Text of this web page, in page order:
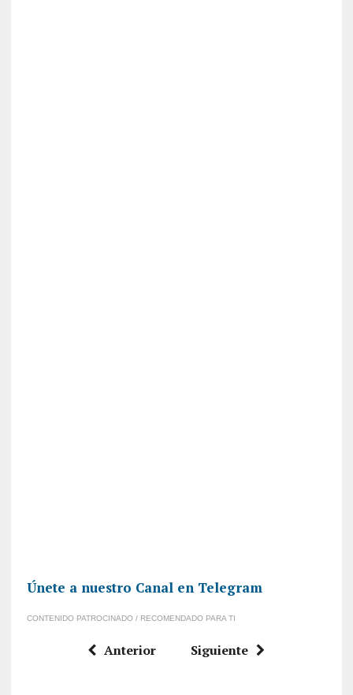
Únete a nuestro Canal en Telegram
CONTENIDO PATROCINADO / RECOMENDADO PARA TI
Anterior Siguiente